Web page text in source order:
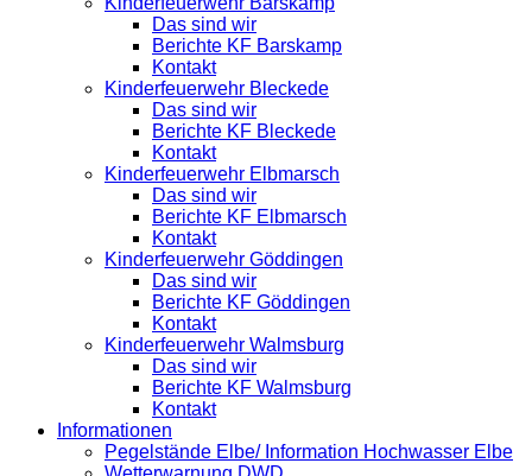
Das sind wir
Berichte KF Barskamp
Kontakt
Kinderfeuerwehr Bleckede
Das sind wir
Berichte KF Bleckede
Kontakt
Kinderfeuerwehr Elbmarsch
Das sind wir
Berichte KF Elbmarsch
Kontakt
Kinderfeuerwehr Göddingen
Das sind wir
Berichte KF Göddingen
Kontakt
Kinderfeuerwehr Walmsburg
Das sind wir
Berichte KF Walmsburg
Kontakt
Informationen
Pegelstände Elbe/ Information Hochwasser Elbe